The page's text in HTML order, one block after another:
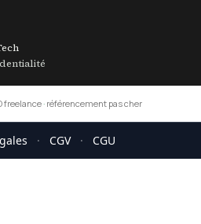
freelance· référencement pas cher
· CGV · CGU